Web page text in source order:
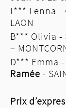
L*** Lenna -
LAON
B*** Olivia -
–
D*** Emma -
Ramée -
Prix